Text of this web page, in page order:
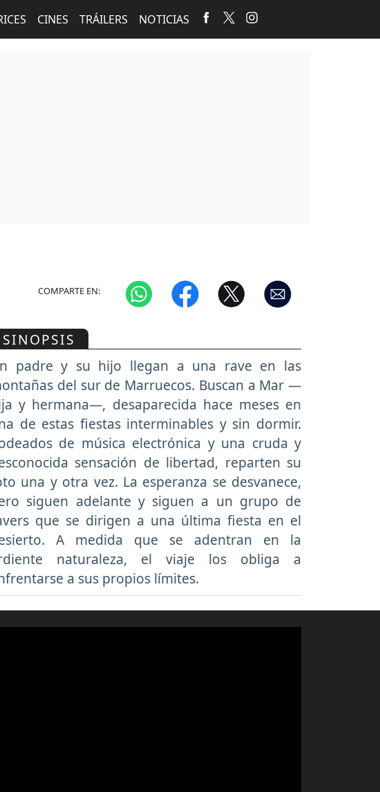
CINES TRÁILERS NOTICIAS
COMPARTE EN:
SINOPSIS
padre y su hijo llegan a una rave en las
del sur de Marruecos. Buscan a Mar —
y hermana—, desaparecida hace meses en
de estas fiestas interminables y sin dormir.
de música electrónica y una cruda y
sensación de libertad, reparten su
una y otra vez. La esperanza se desvanece,
siguen adelante y siguen a un grupo de
que se dirigen a una última fiesta en el
A medida que se adentran en la
naturaleza, el viaje los obliga a
a sus propios límites.